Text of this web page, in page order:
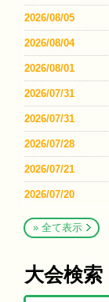
2026/08/05
2026/08/04
2026/08/01
2026/07/31
2026/07/31
2026/07/28
2026/07/21
2026/07/20
» 全て表示
大会検索